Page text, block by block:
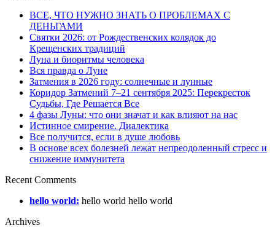
ВСЕ, ЧТО НУЖНО ЗНАТЬ О ПРОБЛЕМАХ С
ДЕНЬГАМИ
Святки 2026: от Рождественских колядок до
Крещенских традиций
Луна и биоритмы человека
Вся правда о Луне
Затмения в 2026 году: солнечные и лунные
Коридор Затмений 7–21 сентября 2025: Перекресток
Судьбы, Где Решается Все
4 фазы Луны: что они значат и как влияют на нас
Истинное смирение. Диалектика
Все получится, если в душе любовь
В основе всех болезней лежат непреодоленный стресс и
снижение иммунитета
Recent Comments
hello world: hello world hello world
Archives